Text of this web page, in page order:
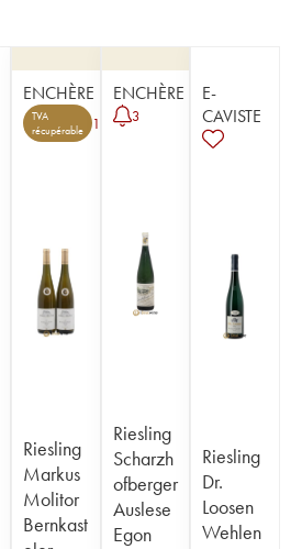
ENCHÈRE
TVA
récupérable
1
Riesling
Markus
Molitor
Bernkast
ENCHÈRE
3
Riesling
Scharzh
ofberger
Auslese
Egon
E-
CAVISTE
Riesling
Dr.
Loosen
Wehlen